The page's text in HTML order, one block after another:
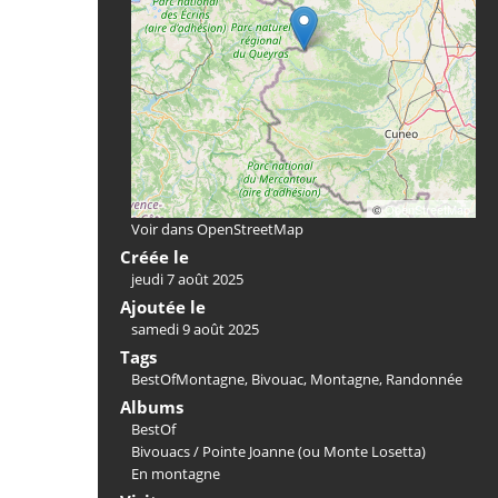
©OpenStreetMap
Voir dans OpenStreetMap
Créée le
jeudi 7 août 2025
Ajoutée le
samedi 9 août 2025
Tags
BestOfMontagne, Bivouac, Montagne, Randonnée
Albums
BestOf
Bivouacs/ Pointe Joanne (ou Monte Losetta)
En montagne